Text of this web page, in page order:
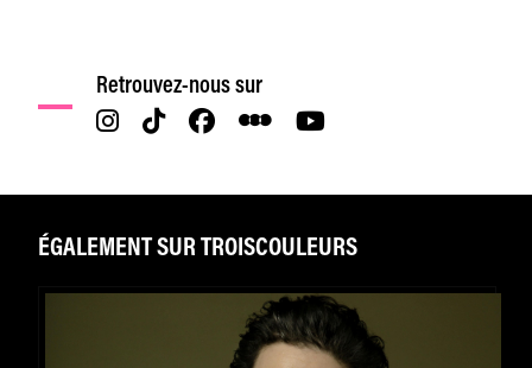
Retrouvez-nous sur
ÉGALEMENT SUR TROISCOULEURS